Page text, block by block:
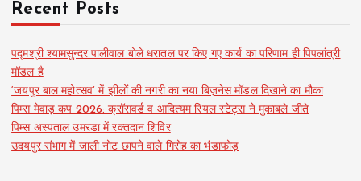
Recent Posts
पद्मश्री श्यामसुन्दर पालीवाल बोले धरातल पर किए गए कार्य का परिणाम ही पिपलांत्री
मॉडल है
‘जयपुर बाल महोत्सव’ में झीलों की नगरी का नया बिज़नेस मॉडल दिखाने का मौका
पिम्स मेवाड़ कप 2026: क्रॉसवर्ड व आदित्यम रियल स्टेट्स ने मुकाबले जीते
पिम्स अस्पताल उमरडा में रक्तदान शिविर
उदयपुर संभाग में जाली नोट छापने वाले गिरोह का भंडाफोड़